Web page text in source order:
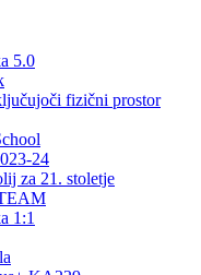
5.0
fizični prostor
24
za 21. stoletje
1:1